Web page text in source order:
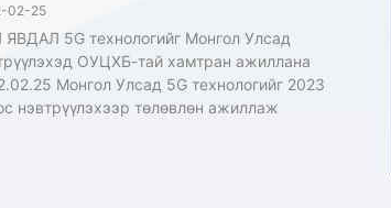
02-25
5G технологийг Монгол Улсад
ОУЦХБ-тай хамтран ажиллана
Монгол Улсад 5G технологийг 2023
нэвтрүүлэхээр төлөвлөн ажиллаж